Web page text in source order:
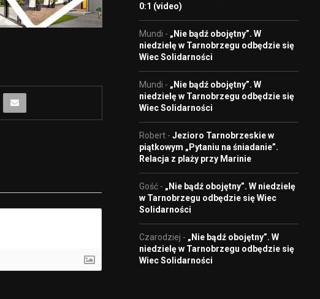
0:1 (video)
Mundi - „Nie bądź obojętny”. W
niedzielę w Tarnobrzegu odbędzie się
Wiec Solidarności
Mundi - „Nie bądź obojętny”. W
niedzielę w Tarnobrzegu odbędzie się
Wiec Solidarności
Robert - Jezioro Tarnobrzeskie w
piątkowym „Pytaniu na śniadanie”.
Relacja z plaży przy Marinie
Gość - „Nie bądź obojętny”. W niedzielę
w Tarnobrzegu odbędzie się Wiec
Solidarności
Czarodziej - „Nie bądź obojętny”. W
niedzielę w Tarnobrzegu odbędzie się
Wiec Solidarności